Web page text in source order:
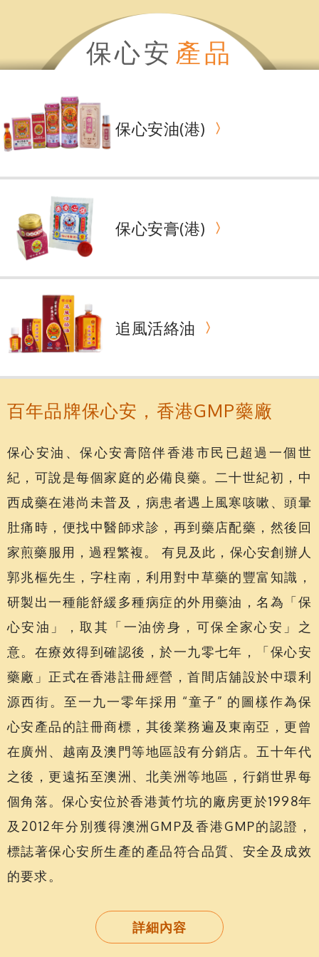
保心安 產品
保心安油(港)
保心安膏(港)
追風活絡油
百年品牌保心安，香港GMP藥廠
保心安油、保心安膏陪伴香港市民已超過一個世
紀，可說是每個家庭的必備良藥。二十世紀初，中
西成藥在港尚未普及，病患者遇上風寒咳嗽、頭暈
肚痛時，便找中醫師求診，再到藥店配藥，然後回
家煎藥服用，過程繁複。 有見及此，保心安創辦人
郭兆樞先生，字柱南，利用對中草藥的豐富知識，
研製出一種能舒緩多種病症的外用藥油，名為「保
心安油」，取其「一油傍身，可保全家心安」之
意。在療效得到確認後，於一九零七年，「保心安
藥廠」正式在香港註冊經營，首間店舖設於中環利
源西街。至一九一零年採用 “童子” 的圖樣作為保
心安產品的註冊商標，其後業務遍及東南亞，更曾
在廣州、越南及澳門等地區設有分銷店。五十年代
之後，更遠拓至澳洲、北美洲等地區，行銷世界每
個角落。保心安位於香港黃竹坑的廠房更於1998年
及2012年分別獲得澳洲GMP及香港GMP的認證，
標誌著保心安所生產的產品符合品質、安全及成效
的要求。
詳細內容